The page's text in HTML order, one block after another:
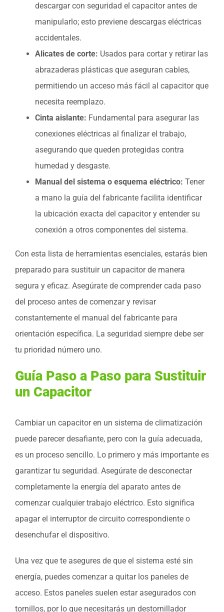
descargar con seguridad el capacitor antes de
manipularlo; esto previene descargas eléctricas
accidentales.
Alicates de corte: Usados para cortar y retirar las
abrazaderas plásticas que aseguran cables,
permitiendo un acceso más fácil al capacitor que
necesita reemplazo.
Cinta aislante: Fundamental para asegurar las
conexiones eléctricas al finalizar el trabajo,
asegurando que queden protegidas contra
humedad y desgaste.
Manual del sistema o esquema eléctrico: Tener
a mano la guía del fabricante facilita identificar
la ubicación exacta del capacitor y entender su
conexión a otros componentes del sistema.
Con esta lista de herramientas esenciales, estarás bien
preparado para sustituir un capacitor de manera
segura y eficaz. Asegúrate de comprender cada paso
del proceso antes de comenzar y revisar
constantemente el manual del fabricante para
orientación específica. La seguridad siempre debe ser
tu prioridad número uno.
Guía Paso a Paso para Sustituir
un Capacitor
Cambiar un capacitor en un sistema de climatización
puede parecer desafiante, pero con la guía adecuada,
es un proceso sencillo. Lo primero y más importante es
garantizar tu seguridad. Asegúrate de desconectar
completamente la energía del aparato antes de
comenzar cualquier trabajo eléctrico. Esto significa
apagar el interruptor de circuito correspondiente o
desenchufar el dispositivo.
Una vez que te asegures de que el sistema esté sin
energía, puedes comenzar a quitar los paneles de
acceso. Estos paneles suelen estar asegurados con
tornillos, por lo que necesitarás un destornillador